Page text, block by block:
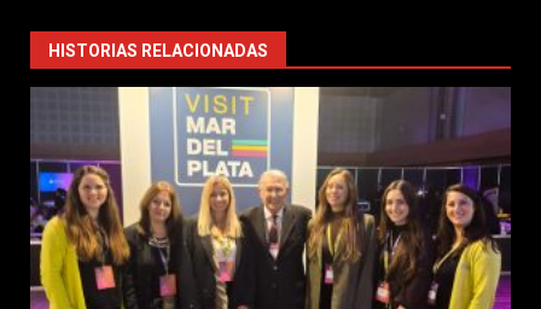
HISTORIAS RELACIONADAS